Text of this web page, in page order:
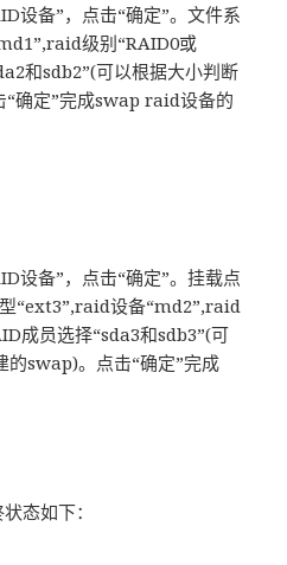
设备”，点击“确定”。文件系
级别“RAID0或
和sdb2”(可以根据大小判断
确定”完成swap raid设备的
设备”，点击“确定”。挂载点
“ext3”,raid设备“md2”,raid
成员选择“sda3和sdb3”(可
的swap)。点击“确定”完成
态如下：